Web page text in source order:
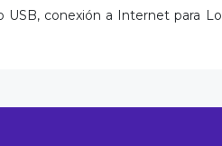
conexión a Internet para